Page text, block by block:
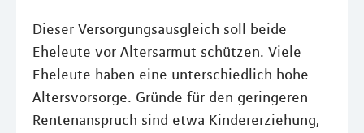
Dieser Versorgungsausgleich soll beide
Eheleute vor Altersarmut schützen. Viele
Eheleute haben eine unterschiedlich hohe
Altersvorsorge. Gründe für den geringeren
Rentenanspruch sind etwa Kindererziehung,